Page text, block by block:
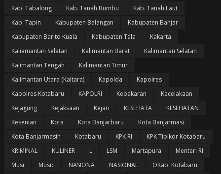
Kab. Tabalong
Kab. Tanah Bumbu
Kab. Tanah Laut
Kab. Tapin
Kabupaten Balangan
Kabupaten Banjar
Kabupaten Barito Kuala
Kabupaten Tala
Kakarta
Kaliamantan Selatan
Kalimantan Barat
Kalimantan Selatan
Kalimantan Tengah
Kalimantan Timur
Kalimantan Utara (Kaltara)
Kapolda
Kapolres
Kapolres Kotabaru
KAPOLRI Kebakaran
Kecelakaan
Kejagung
Kejaksaan Kejari KESEHATA
KESEHATAN
Kesenian
Kota Kota Banjarbaru
Kota Banjarmasi
Kota Banjarmasin
Kotabaru KPK RI
KPK Tipikor Kotabaru
KRIMINAL
KULINER L LSM Martapura
Menteri RI
Musi
Music NASIONA NASIONAL
OKab. Kotabaru